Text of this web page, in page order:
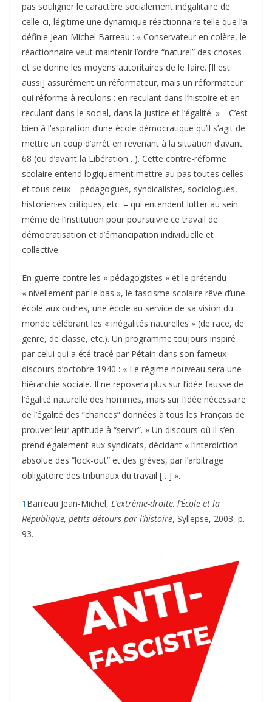
pas souligner le caractère socialement inégalitaire de
celle-ci, légitime une dynamique réactionnaire telle que l’a
définie Jean-Michel Barreau : « Conservateur en colère, le
réactionnaire veut maintenir l’ordre “naturel” des choses
et se donne les moyens autoritaires de le faire. [Il est
aussi] assurément un réformateur, mais un réformateur
qui réforme à reculons : en reculant dans l’histoire et en
reculant dans le social, dans la justice et l’égalité. »1 . C’est
bien à l’aspiration d’une école démocratique qu’il s’agit de
mettre un coup d’arrêt en revenant à la situation d’avant
68 (ou d’avant la Libération…). Cette contre-réforme
scolaire entend logiquement mettre au pas toutes celles
et tous ceux – pédagogues, syndicalistes, sociologues,
historien·es critiques, etc. – qui entendent lutter au sein
même de l’institution pour poursuivre ce travail de
démocratisation et d’émancipation individuelle et
collective.
En guerre contre les « pédagogistes » et le prétendu
« nivellement par le bas », le fascisme scolaire rêve d’une
école aux ordres, une école au service de sa vision du
monde célébrant les « inégalités naturelles » (de race, de
genre, de classe, etc.). Un programme toujours inspiré
par celui qui a été tracé par Pétain dans son fameux
discours d’octobre 1940 : « Le régime nouveau sera une
hiérarchie sociale. Il ne reposera plus sur l’idée fausse de
l’égalité naturelle des hommes, mais sur l’idée nécessaire
de l’égalité des “chances” données à tous les Français de
prouver leur aptitude à “servir”. » Un discours où il s’en
prend également aux syndicats, décidant « l’interdiction
absolue des “lock-out” et des grèves, par l’arbitrage
obligatoire des tribunaux du travail […] ».
1 Barreau Jean-Michel, L’extrême-droite, l’École et la
République, petits détours par l’histoire, Syllepse, 2003, p.
93.